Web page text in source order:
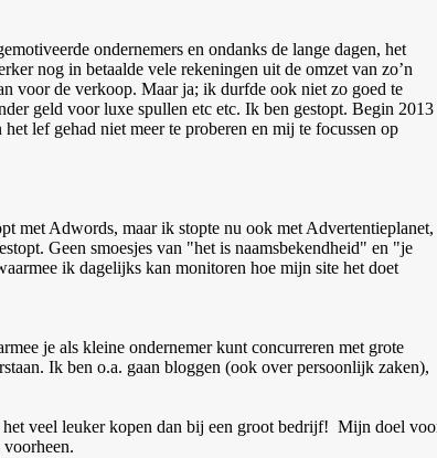
ondernemers en ondanks de lange dagen, het
nog in betaalde vele rekeningen uit de omzet van zo’n
voor de verkoop. Maar ja; ik durfde ook niet zo goed te
geld voor luxe spullen etc etc. Ik ben gestopt. Begin 2013
lef gehad niet meer te proberen en mij te focussen op
met Adwords, maar ik stopte nu ook met Advertentieplanet,
Geen smoesjes van "het is naamsbekendheid" en "je
ik dagelijks kan monitoren hoe mijn site het doet
je als kleine ondernemer kunt concurreren met grote
Ik ben o.a. gaan bloggen (ook over persoonlijk zaken),
veel leuker kopen dan bij een groot bedrijf! Mijn doel